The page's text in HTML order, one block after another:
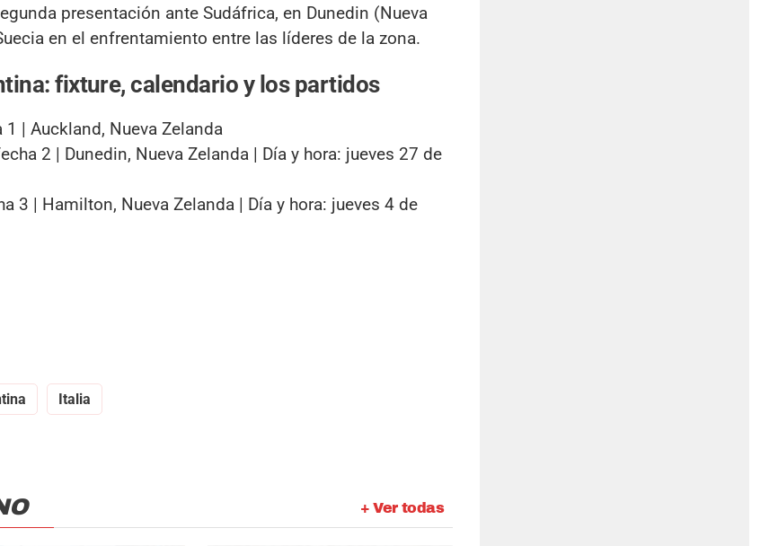
presentación ante Sudáfrica, en Dunedin (Nueva
en el enfrentamiento entre las líderes de la zona.
fixture, calendario y los partidos
1 | Auckland, Nueva Zelanda
2 | Dunedin, Nueva Zelanda | Día y hora: jueves 27 de
3 | Hamilton, Nueva Zelanda | Día y hora: jueves 4 de
Italia
+ Ver todas